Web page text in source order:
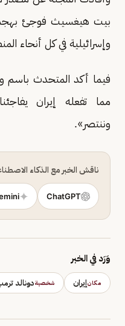
بيت هيغسيث فوجئ
وإسرائيلية في كل أنحاء
فيما أكد المتحدث باسم
مما تفعله إيران
وننتصر».
ناقش الخبر مع الذكاء
ChatGPT
وَرَد في الخبر
مكانإيران شخصيةدونالد